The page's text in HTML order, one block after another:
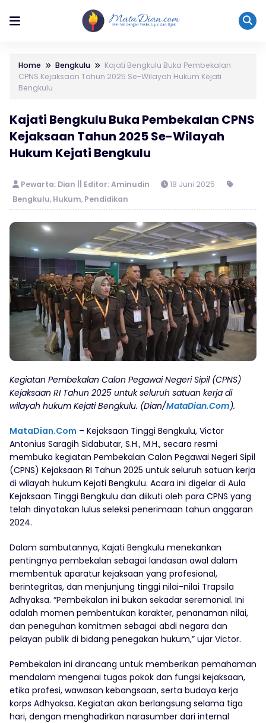
Home Bengkulu
Kajati Bengkulu Buka Pembekalan
CPNS Kejaksaan Tahun 2025 Se-Wilayah Hukum Kejati
Bengkulu
Kajati Bengkulu Buka Pembekalan CPNS
Kejaksaan Tahun 2025 Se-Wilayah
Hukum Kejati Bengkulu
Pewarta: Dian || Editor: Aminudin
18 Juni 2025
Bengkulu, Hukum, Pendidikan
Kegiatan Pembekalan Calon Pegawai Negeri Sipil (CPNS)
Kejaksaan RI Tahun 2025 untuk seluruh satuan kerja di
wilayah hukum Kejati Bengkulu. (Dian/MataDian.Com).
MataDian.Com – Kejaksaan Tinggi Bengkulu, Victor
Antonius Saragih Sidabutar, S.H., M.H., secara resmi
membuka kegiatan Pembekalan Calon Pegawai Negeri Sipil
(CPNS) Kejaksaan RI Tahun 2025 untuk seluruh satuan kerja
di wilayah hukum Kejati Bengkulu. Acara ini digelar di Aula
Kejaksaan Tinggi Bengkulu dan diikuti oleh para CPNS yang
telah dinyatakan lulus seleksi penerimaan tahun anggaran
2024.
Dalam sambutannya, Kajati Bengkulu menekankan
pentingnya pembekalan sebagai landasan awal dalam
membentuk aparatur kejaksaan yang profesional,
berintegritas, dan menjunjung tinggi nilai-nilai Trapsila
Adhyaksa. “Pembekalan ini bukan sekadar seremonial. Ini
adalah momen pembentukan karakter, penanaman nilai,
dan peneguhan komitmen sebagai abdi negara dan
pelayan publik di bidang penegakan hukum,” ujar Victor.
Pembekalan ini dirancang untuk memberikan pemahaman
mendalam mengenai tugas pokok dan fungsi kejaksaan,
etika profesi, wawasan kebangsaan, serta budaya kerja
korps Adhyaksa. Kegiatan akan berlangsung selama tiga
hari, dengan menghadirkan narasumber dari internal